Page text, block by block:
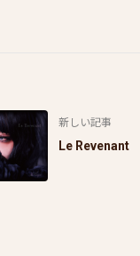
新しい記事
Le Revenant